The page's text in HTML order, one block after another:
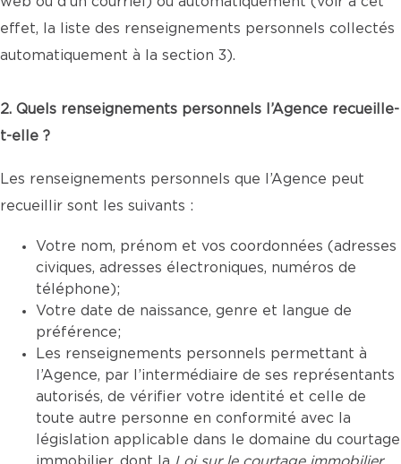
effet, la liste des renseignements personnels collectés
automatiquement à la section 3).
2. Quels renseignements personnels l’Agence recueille-
t-elle ?
Les renseignements personnels que l’Agence peut
recueillir sont les suivants :
Votre nom, prénom et vos coordonnées (adresses
civiques, adresses électroniques, numéros de
téléphone);
Votre date de naissance, genre et langue de
préférence;
Les renseignements personnels permettant à
l’Agence, par l’intermédiaire de ses représentants
autorisés, de vérifier votre identité et celle de
toute autre personne en conformité avec la
législation applicable dans le domaine du courtage